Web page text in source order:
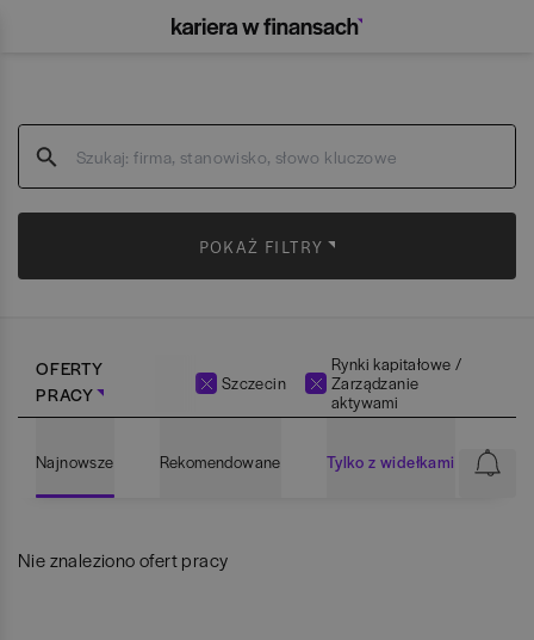
POKAŻ FILTRY
OFERTY
PRACY
Szczecin
Rynki kapitałowe /
Zarządzanie
aktywami
Najnowsze Rekomendowane Tylko z widełkami
Nie znaleziono ofert pracy